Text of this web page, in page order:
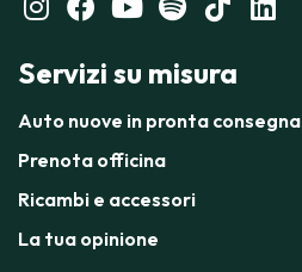
Servizi su misura
Auto nuove in pronta consegna
Prenota officina
Ricambi e accessori
La tua opinione